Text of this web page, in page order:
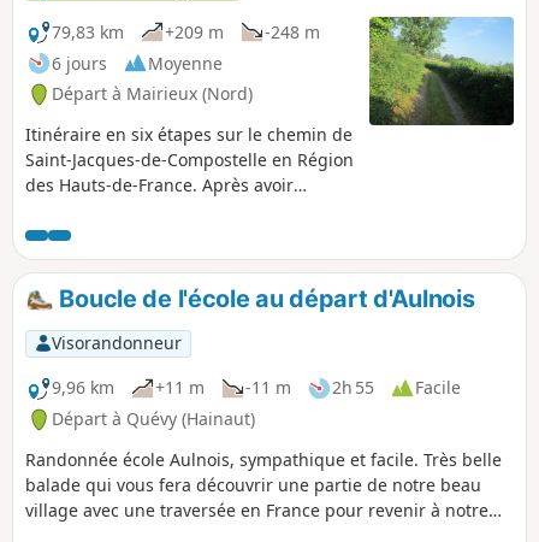
79,83 km
+209 m
-248 m
6 jours
Moyenne
Départ à Mairieux (Nord)
Itinéraire en six étapes sur le chemin de
Saint-Jacques-de-Compostelle en Région
des Hauts-de-France. Après avoir
Cambrésis.
Boucle de l'école au départ d'Aulnois
Visorandonneur
9,96 km
+11 m -11 m 2h 55
Facile
Départ à Quévy (Hainaut)
Randonnée école Aulnois, sympathique et facile. Très belle
balade qui vous fera découvrir une partie de notre beau
village avec une traversée en France pour revenir à notre